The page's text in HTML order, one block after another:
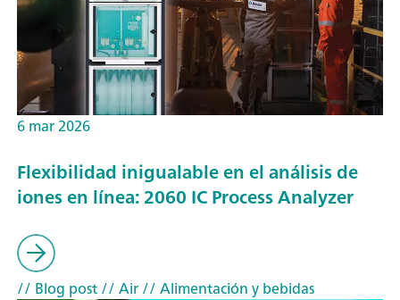
6 mar 2026
Flexibilidad inigualable en el análisis de
iones en línea: 2060 IC Process Analyzer
// Blog post// Air// Alimentación y bebidas